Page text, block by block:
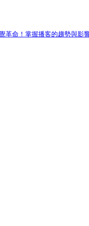
革命！掌握播客的趨勢與影